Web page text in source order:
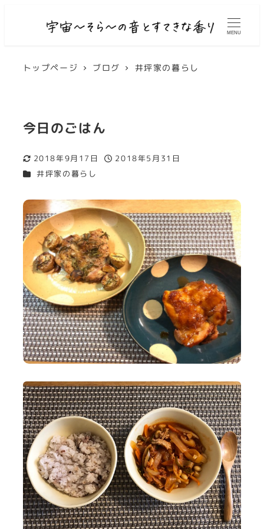
MENU
トップページ ブログ 井坪家の暮らし
今日のごはん
更新日
2018年9月17日
投稿日
2018年5月31日
カテゴリー
井坪家の暮らし